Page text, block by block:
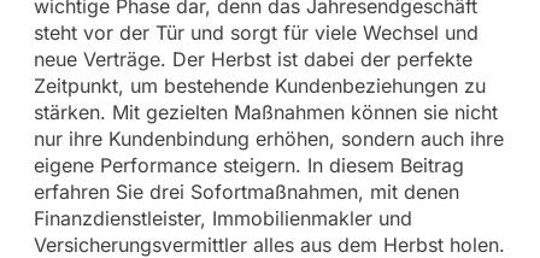
wichtige Phase dar, denn das Jahresendgeschäft
steht vor der Tür und sorgt für viele Wechsel und
neue Verträge. Der Herbst ist dabei der perfekte
Zeitpunkt, um bestehende Kundenbeziehungen zu
stärken. Mit gezielten Maßnahmen können sie nicht
nur ihre Kundenbindung erhöhen, sondern auch ihre
eigene Performance steigern. In diesem Beitrag
erfahren Sie drei Sofortmaßnahmen, mit denen
Finanzdienstleister, Immobilienmakler und
Versicherungsvermittler alles aus dem Herbst holen.